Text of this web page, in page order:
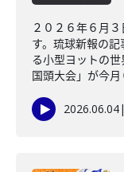
２０２６年６月
す。琉球新報の
る小型ヨットの
国頭大会」が今
2026.06.04|